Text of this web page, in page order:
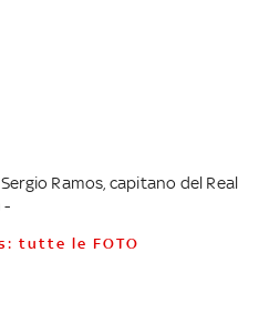
Ramos, capitano del Real
-
tutte le FOTO